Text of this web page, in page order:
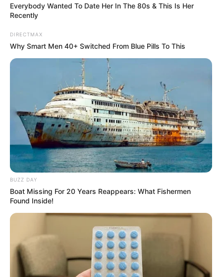
MThai เชื่อในสิ่งที่ทำ ทำในสิ่งที่เชื่อ
รับข่าวสารเลขมงคล สถิติเลขดัง ดวงรายวัน รายเดือน รายปี
พร้อมแนะนำวิธีเสริมดวง
ลุ้นรับรางวัลจากกิจกรรมเสริมความเป็นมงคลให้กับตัวท่านเอง
เปิดสมัครสมาชิก (ฟรี) เร็วๆนี้
LEGAL
นโยบายคุกกี้
นโยบายการคุ้มครองข้อมูลส่วนบุคคล
ติดต่อเรา
เกี่ยวกับเอ็มไทย
TOP CONTENT
วัดสวย
เว็บไซต์นี้ใช้คุกกี้
เพื่อการนำเสนอเนื้อหาที่ดี รวมถึงการจัดการข้อมูลส่วนบุคคล เพื่อให้คุณได้รับ
ประสบการณ์ที่ดีบนบริการของเว็บไซต์เรา หากคุณใช้บริการเว็บไซต์นี้ต่อไปโดย
ไม่มีการปรับตั้งค่าใดๆนั้น แสดงว่าคุณยอมรับนโยบายคุกกี้และนโยบายส่วน
ยอมรับ เรียนรู้เพิ่มเติม
Everybody Wanted To Date Her In The 80s & This Is Her
Recently
DIRECTMAX
Why Smart Men 40+ Switched From Blue Pills To This
BUZZ DAY
Boat Missing For 20 Years Reappears: What Fishermen
Found Inside!